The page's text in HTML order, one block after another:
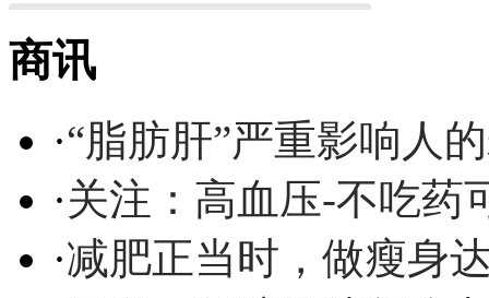
商讯
·“脂肪肝”严重影响人
·关注：高血压-不吃药
·减肥正当时，做瘦身